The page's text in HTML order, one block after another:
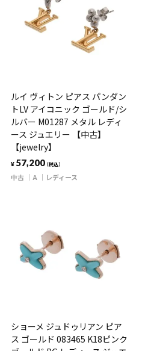
ルイ ヴィトン ピアス パンダン
トLV アイコニック ゴールド/シ
ルバー M01287 メタル レディ
ース ジュエリー 【中古】
【jewelry】
¥ 57,200（税込）
中古 A レディース
ショーメ ジュドゥリアン ピア
ス ゴールド 083465 K18ピンク